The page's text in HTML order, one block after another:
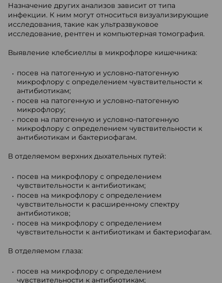
Назначение других анализов зависит от типа
инфекции. К ним могут относиться визуализирующие
исследования, такие как ультразвуковое
исследование, рентген и компьютерная томография.
Выявление клебсиеллы в микрофлоре кишечника:
посев на патогенную и условно-патогенную
микрофлору с определением чувствительности к
антибиотикам;
посев на патогенную и условно-патогенную
микрофлору;
посев на патогенную и условно-патогенную
микрофлору с определением чувствительности к
антибиотикам и бактериофагам.
В отделяемом верхних дыхательных путей:
посев на микрофлору с определением
чувствительности к антибиотикам;
посев на микрофлору с определением
чувствительности к расширенному спектру
антибиотиков;
посев на микрофлору с определением
чувствительности к антибиотикам и бактериофагам.
В отделяемом глаза:
посев на микрофлору с определением
чувствительности к антибиотикам;